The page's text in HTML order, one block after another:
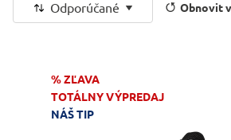
Odporúčané Obnovit
% ZĽAVA
TOTÁLNY VÝPREDAJ
NÁŠ TIP